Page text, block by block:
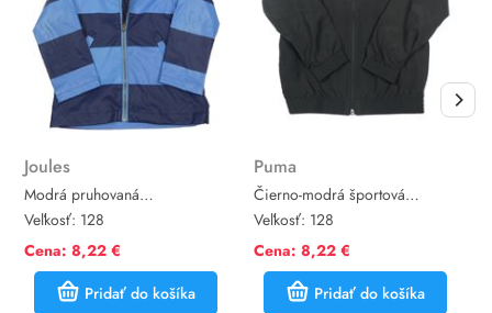
Joules
Modrá pruhovaná
nepromokavá jarná bunda s
Veľkosť: 128
Cena: 8,22 €
Pridať do košíka
Puma
Čierno-modrá športová
šušťáková bunda s logom
Veľkosť: 128
Cena: 8,22 €
Pridať do košíka